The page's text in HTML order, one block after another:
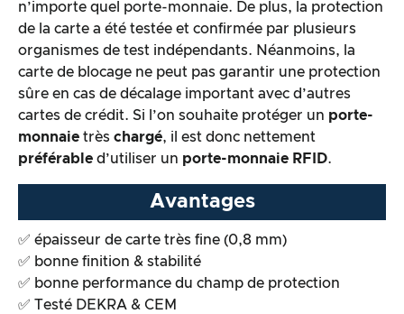
Rapport qualité/prix
Résultat global
n’importe quel porte-monnaie. De plus, la protection
de la carte a été testée et confirmée par plusieurs
organismes de test indépendants. Néanmoins, la
carte de blocage ne peut pas garantir une protection
sûre en cas de décalage important avec d’autres
cartes de crédit. Si l’on souhaite protéger un porte-
monnaie très chargé, il est donc nettement
préférable d’utiliser un porte-monnaie RFID.
Avantages
✅ épaisseur de carte très fine (0,8 mm)
✅ bonne finition & stabilité
✅ bonne performance du champ de protection
✅ Testé DEKRA & CEM